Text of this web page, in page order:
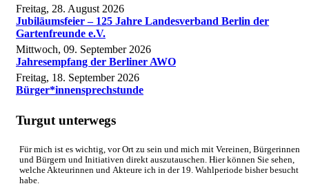
Freitag, 28. August 2026
Jubiläumsfeier – 125 Jahre Landesverband Berlin der
Gartenfreunde e.V.
Mittwoch, 09. September 2026
Jahresempfang der Berliner AWO
Freitag, 18. September 2026
Bürger*innensprechstunde
Turgut unterwegs
Für mich ist es wichtig, vor Ort zu sein und mich mit Vereinen, Bürgerinnen
und Bürgern und Initiativen direkt auszutauschen. Hier können Sie sehen,
welche Akteurinnen und Akteure ich in der 19. Wahlperiode bisher besucht
habe.